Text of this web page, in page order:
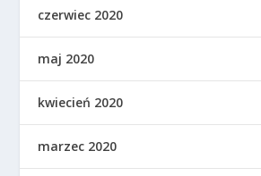
czerwiec 2020
maj 2020
kwiecień 2020
marzec 2020